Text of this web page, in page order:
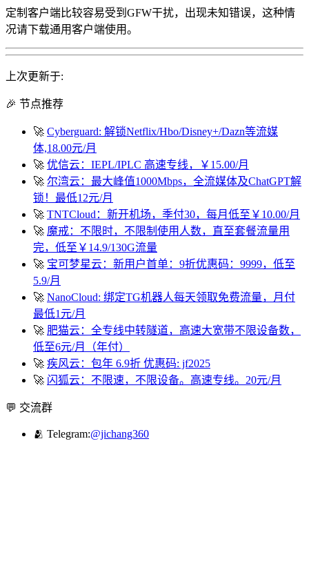
定制客户端比较容易受到GFW干扰，出现未知错误，这种情
况请下载通用客户端使用。
上次更新于:
🎉 节点推荐
🚀 Cyberguard: 解锁Netflix/Hbo/Disney+/Dazn等流媒
体,18.00元/月
🚀 优信云：IEPL/IPLC 高速专线，￥15.00/月
🚀 尔湾云：最大峰值1000Mbps，全流媒体及ChatGPT解
锁！最低12元/月
🚀 TNTCloud：新开机场，季付30，每月低至￥10.00/月
🚀 魔戒：不限时，不限制使用人数，直至套餐流量用
完，低至￥14.9/130G流量
🚀 宝可梦星云：新用户首单：9折优惠码：9999，低至
5.9/月
🚀 NanoCloud: 绑定TG机器人每天领取免费流量，月付
最低1元/月
🚀 肥猫云：全专线中转隧道，高速大宽带不限设备数，
低至6元/月（年付）
🚀 疾风云：包年 6.9折 优惠码: jf2025
🚀 闪狐云：不限速，不限设备。高速专线。20元/月
💬 交流群
🫂 Telegram:@jichang360